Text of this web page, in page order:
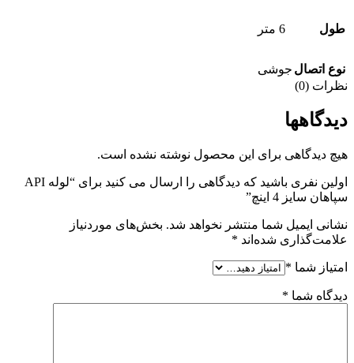
طول 6 متر
نوع اتصال جوشی
نظرات (0)
دیدگاهها
هیچ دیدگاهی برای این محصول نوشته نشده است.
اولین نفری باشید که دیدگاهی را ارسال می کنید برای “لوله API
سپاهان سایز 4 اینچ”
نشانی ایمیل شما منتشر نخواهد شد. بخش‌های موردنیاز
علامت‌گذاری شده‌اند *
امتیاز شما *
دیدگاه شما *